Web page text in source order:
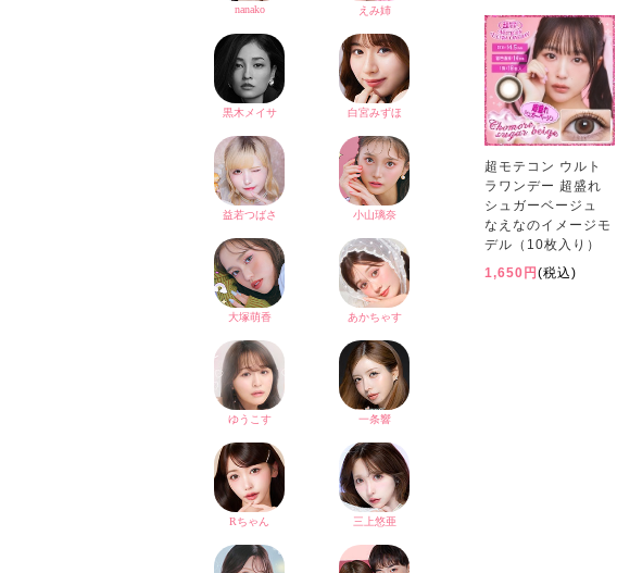
超モテコン ウルト
ラワンデー 超盛れ
シュガーベージュ
なえなのイメージモ
デル（10枚入り）
1,650円 (税込)